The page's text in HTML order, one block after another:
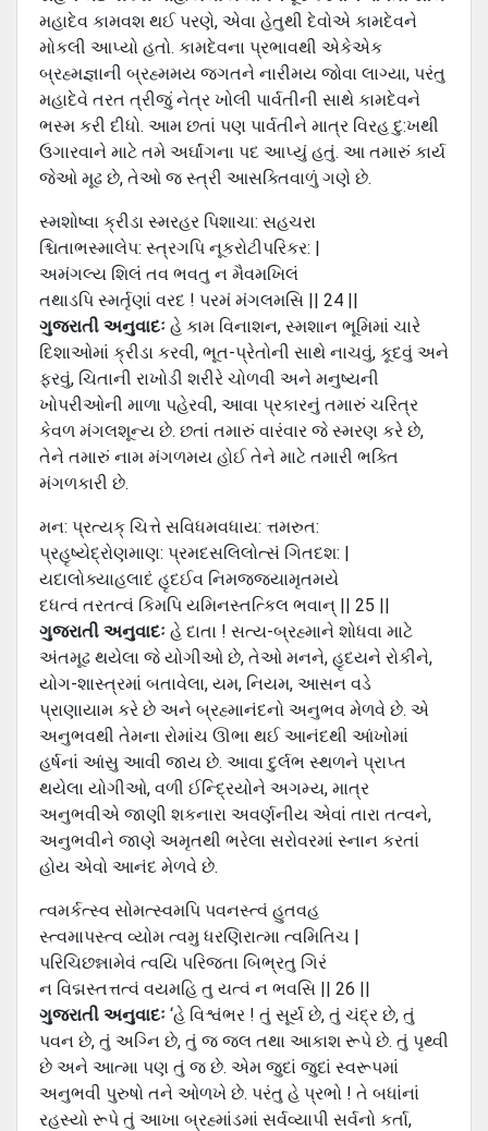
મહાદેવ કામવશ થઈ પરણે, એવા હેતુથી દેવોએ કામદેવને
મોકલી આપ્યો હતો. કામદેવના પ્રભાવથી એકેએક
બ્રહ્મજ્ઞાની બ્રહ્મમય જગતને નારીમય જોવા લાગ્યા, પરંતુ
મહાદેવે તરત ત્રીજું નેત્ર ખોલી પાર્વતીની સાથે કામદેવને
ભસ્મ કરી દીધો. આમ છતાં પણ પાર્વતીને માત્ર વિરહ દુ:ખથી
ઉગારવાને માટે તમે અર્ઘાંગના પદ આપ્યું હતું. આ તમારું કાર્ય
જેઓ મૂઢ છે, તેઓ જ સ્ત્રી આસક્તિવાળું ગણે છે.
સ્મશોષ્વા ક્રીડા સ્મરહર પિશાચા: સહચરા
શ્ચિતાભસ્માલેપ: સ્ત્રગપિ નૂકરોટીપરિકર: |
અમંગલ્ય શિલં તવ ભવતુ ન મૈવમખિલં
તથાડપિ સ્મર્તૃણાં વરદ ! પરમં મંગલમસિ || 24 ||
ગુજરાતી અનુવાદઃ હે કામ વિનાશન, સ્મશાન ભૂમિમાં ચારે
દિશાઓમાં ક્રીડા કરવી, ભૂત-પ્રેતોની સાથે નાચવું, કૂદવું અને
ફરવું, ચિતાની રાખોડી શરીરે ચોળવી અને મનુષ્યની
ખોપરીઓની માળા પહેરવી, આવા પ્રકારનું તમારું ચરિત્ર
કેવળ મંગલશૂન્ય છે. છતાં તમારું વારંવાર જે સ્મરણ કરે છે,
તેને તમારું નામ મંગળમય હોઈ તેને માટે તમારી ભક્તિ
મંગળકારી છે.
મન: પ્રત્યક્ ચિત્તે સવિધમવધાય: ત્તમરુત:
પ્રહૃષ્યેદ્રોણમાણ: પ્રમદસલિલોત્સં ગિતદશ: |
યદાલોક્યાહલાદં હૃદઈવ નિમજ્જયામૃતમયે
દધત્વં તરતત્વં કિમપિ યમિનસ્તત્કિલ ભવાન્ || 25 ||
ગુજરાતી અનુવાદઃ હે દાતા ! સત્ય-બ્રહ્માને શોધવા માટે
અંતમૂઢ થયેલા જે યોગીઓ છે, તેઓ મનને, હૃદયને રોકીને,
યોગ-શાસ્ત્રમાં બતાવેલા, યમ, નિયમ, આસન વડે
પ્રાણાયામ કરે છે અને બ્રહ્માનંદનો અનુભવ મેળવે છે. એ
અનુભવથી તેમના રોમાંચ ઊભા થઈ આનંદથી આંખોમાં
હર્ષનાં આંસુ આવી જાય છે. આવા દુર્લભ સ્થળને પ્રાપ્ત
થયેલા યોગીઓ, વળી ઈન્દ્રિયોને અગમ્ય, માત્ર
અનુભવીએ જાણી શકનારા અવર્ણનીય એવાં તારા તત્વને,
અનુભવીને જાણે અમૃતથી ભરેલા સરોવરમાં સ્નાન કરતાં
હોય એવો આનંદ મેળવે છે.
ત્વમર્કત્સ્વ સોમત્સ્વમપિ પવનસ્ત્વં હુતવહ
સ્ત્વમાપસ્ત્વ વ્યોમ ત્વમુ ધરણિરાત્મા ત્વમિતિચ |
પરિચિછન્નામેવં ત્વયિ પરિજતા બિભ્રતુ ગિરં
ન વિદ્મસ્તત્તત્વં વયમહિ તુ યત્વં ન ભવસિ || 26 ||
ગુજરાતી અનુવાદઃ ‘હે વિશ્વંભર ! તું સૂર્ય છે, તું ચંદ્ર છે, તું
પવન છે, તું અગ્નિ છે, તું જ જલ તથા આકાશ રૂપે છે. તું પૃથ્વી
છે અને આત્મા પણ તું જ છે. એમ જુદાં જુદાં સ્વરૂપમાં
અનુભવી પુરુષો તને ઓળખે છે. પરંતુ હે પ્રભો ! તે બધાંનાં
રહસ્યો રૂપે તું આખા બ્રહ્માંડમાં સર્વવ્યાપી સર્વનો કર્તા,